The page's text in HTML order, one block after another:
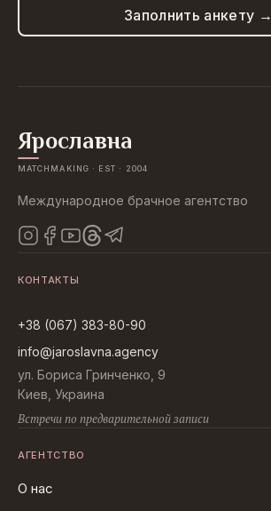
Заполнить анкету →
Ярославна
MATCHMAKING · EST · 2004
Международное брачное агентство
КОНТАКТЫ
+38 (067) 383-80-90
info@jaroslavna.agency
ул. Бориса Гринченко, 9
Киев, Украина
Встречи по предварительной записи
АГЕНТСТВО
О нас